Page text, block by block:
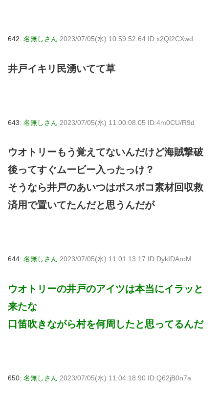
642: 名無しさん 2023/07/05(水) 10:59:52.64 ID:x2Qf2CXwd
井戸イキリ民湧いてて草
643: 名無しさん 2023/07/05(水) 11:00:08.05 ID:4m0CU/R9d
ウオトリーもう覚えてないんだけど海賊撃破
後ってすぐムービー入ったっけ？
そうなら井戸のあいつはボスボコ素材回収救
済用で置いてたんだと思うんだが
644: 名無しさん 2023/07/05(水) 11:01:13.17 ID:DykIDAroM
ウオトリーの井戸のアイツは本当にイラッと
来たな
口笛吹きながら村を何周したと思ってるんだ
650: 名無しさん 2023/07/05(水) 11:04:18.90 ID:Q62jB0n7a